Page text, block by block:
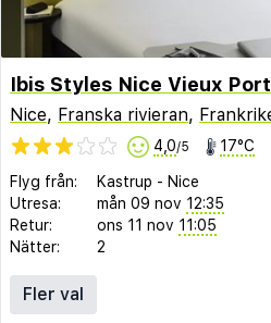
Ibis Styles Nice Vieux Port
Nice, Franska rivieran,
4,0/5 17°C
Flyg från: Kastrup - Nice
Utresa:
mån 09 nov 12:35
Retur:
ons 11 nov 11:05
Nätter:
2
Fler val